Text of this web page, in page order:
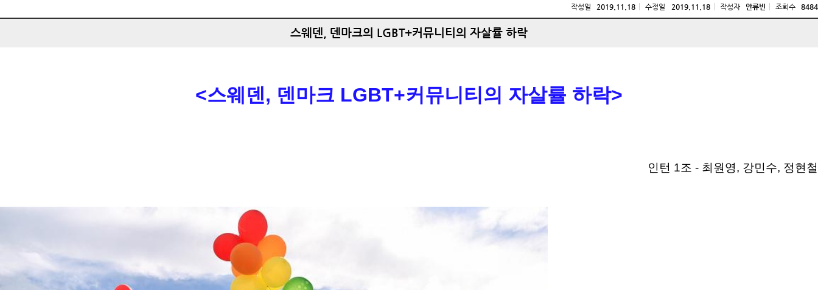
작성일 2019.11.18 수정일 2019.11.18 작성자 안류빈 조회수 8484
스웨덴, 덴마크의 LGBT+커뮤니티의 자살률 하락
<스웨덴, 덴마크 LGBT+커뮤니티의 자살률 하락>
인턴 1조 - 최원영, 강민수, 정현철